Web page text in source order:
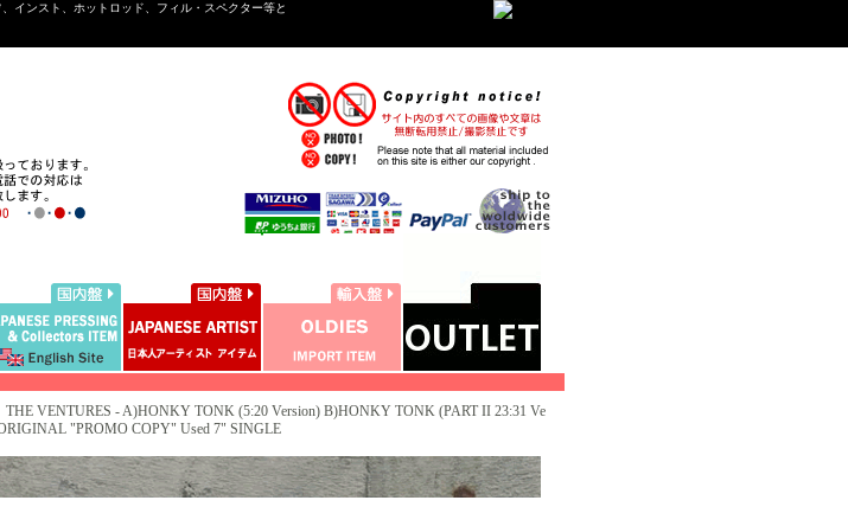
インスト、ホットロッド、フィル・スペクター等と
THE VENTURES - A)HONKY TONK (5:20 Version) B)HONKY TONK (PART II 23:31 Ve
"PROMO COPY" Used 7" SINGLE